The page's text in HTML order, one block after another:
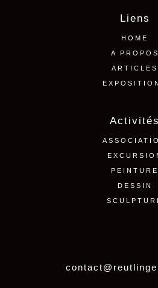
Liens
HOME
A PROPOS
ARTICLES
Activités
PEINTURE
DESSIN